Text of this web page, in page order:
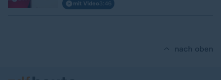
mit Video3:46
nach oben